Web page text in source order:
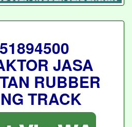
JASA
RUBBER
TRACK